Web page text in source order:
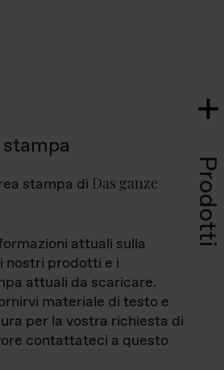
Prodotti
stampa di Das ganze
attuali sulla
nostri prodotti e i
attuali da scaricare.
materiale di testo e
per la vostra richiesta di
contattateci a questo